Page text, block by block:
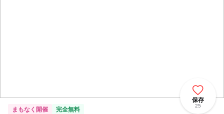
保存
25
まもなく開催
完全無料